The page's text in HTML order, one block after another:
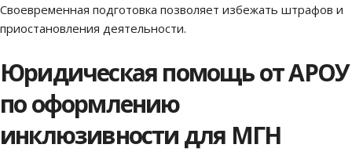
Своевременная подготовка позволяет избежать штрафов и
приостановления деятельности.
Юридическая помощь от АРОУ
по оформлению
инклюзивности для МГН